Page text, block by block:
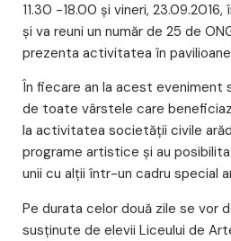
11.30 -18.00 şi vineri,
şi va reuni un număr de 25 de
prezenta activitatea în
În fiecare an la acest eveniment
de toate vârstele care
la activitatea societății civile
programe artistice și au
unii cu alții într-un cadru special
Pe durata celor două zile se vor
susţinute de elevii Liceului de